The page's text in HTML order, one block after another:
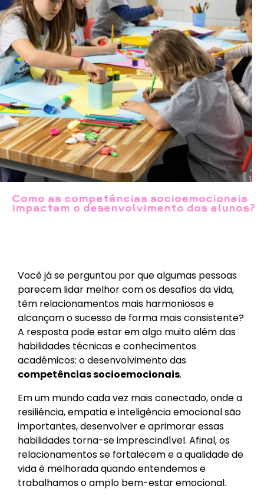
Como as competências socioemocionais
impactam o desenvolvimento dos alunos?
Você já se perguntou por que algumas pessoas
parecem lidar melhor com os desafios da vida,
têm relacionamentos mais harmoniosos e
alcançam o sucesso de forma mais consistente?
A resposta pode estar em algo muito além das
habilidades técnicas e conhecimentos
acadêmicos: o desenvolvimento das
competências socioemocionais.
Em um mundo cada vez mais conectado, onde a
resiliência, empatia e inteligência emocional são
importantes, desenvolver e aprimorar essas
habilidades torna-se imprescindível. Afinal, os
relacionamentos se fortalecem e a qualidade de
vida é melhorada quando entendemos e
trabalhamos o amplo bem-estar emocional.